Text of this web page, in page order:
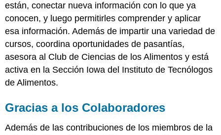
están, conectar nueva información con lo que ya
conocen, y luego permitirles comprender y aplicar
esa información. Además de impartir una variedad de
cursos, coordina oportunidades de pasantías,
asesora al Club de Ciencias de los Alimentos y está
activa en la Sección Iowa del Instituto de Tecnólogos
de Alimentos.
Gracias a los Colaboradores
Además de las contribuciones de los miembros de la